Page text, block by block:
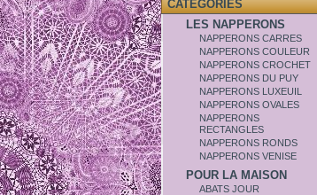
CATÉGORIES
LES NAPPERONS
NAPPERONS CARRES
NAPPERONS COULEUR
NAPPERONS CROCHET
NAPPERONS DU PUY
NAPPERONS LUXEUIL
NAPPERONS OVALES
NAPPERONS
RECTANGLES
NAPPERONS RONDS
NAPPERONS VENISE
POUR LA MAISON
ABATS JOUR